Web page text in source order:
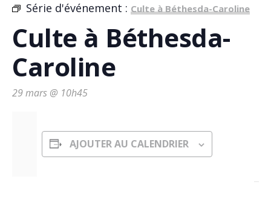
Série d'événement : Culte à Béthesda-Caroline
Culte à Béthesda-
Caroline
29 mars @ 10h45
AJOUTER AU CALENDRIER